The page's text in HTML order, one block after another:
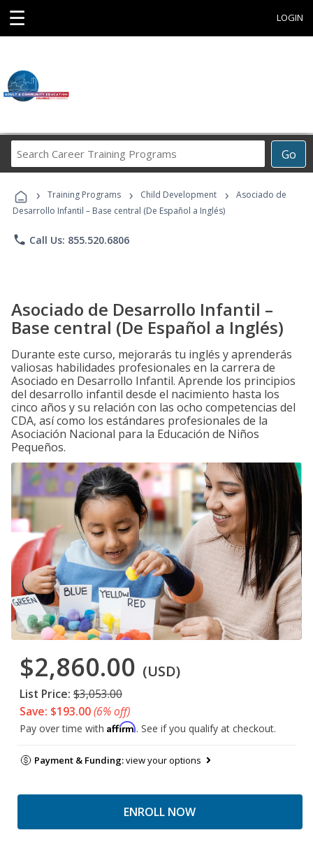
☰ LOGIN
Go
Career
Programs
› Training Programs › Child Development ›
Asociado de
Desarrollo Infantil – Base central (De Español a Inglés)
phone Call Us: 855.520.6806
Asociado de Desarrollo Infantil –
Base central (De Español a Inglés)
Durante este curso, mejorarás tu inglés y aprenderás
valiosas habilidades profesionales en la carrera de
Asociado en Desarrollo Infantil. Aprende los principios
del desarrollo infantil desde el nacimiento hasta los
cinco años y su relación con las ocho competencias del
CDA, así como los estándares profesionales de la
Asociación Nacional para la Educación de Niños
Pequeños.
$2,860.00 (USD)
List Price: $3,053.00
Save: $193.00(6% off)
Pay over time with Affirm. See if you qualify at checkout.
Payment & Funding:view your options
ENROLL NOW